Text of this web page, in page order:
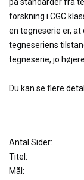
forskning i CGC
en tegneserie er,
tegneseriens
tegneserie, jo
Du kan se flere
Antal Sider:
Titel:
Mål: